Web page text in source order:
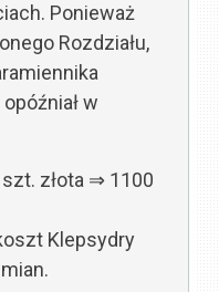
Ponieważ
Rozdziału,
w
złota ⇒ 1100
Klepsydry